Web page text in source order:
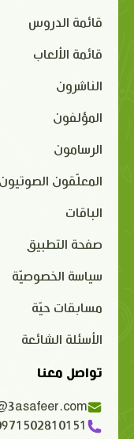
قائمة الدروس
قائمة الألعاب
الناشرون
المؤلفون
الرسامون
المعلّقون الصوتيون
الباقات
صفحة التطبيق
سياسة الخصوصيّة
مسابقات حيّة
الأسئلة الشائعة
تواصل معنا